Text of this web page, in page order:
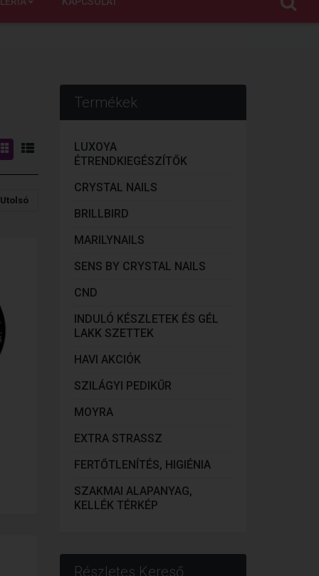
Utolsó
Termékek
LUXOYA
ÉTRENDKIEGÉSZÍTŐK
CRYSTAL NAILS
BRILLBIRD
MARILYNAILS
SENS BY CRYSTAL NAILS
CND
INDULÓ KÉSZLETEK ÉS GÉL
LAKK SZETTEK
HAVI AKCIÓK
SZILÁGYI PEDIKŰR
MOYRA
EXTRA STRASSZ
FERTŐTLENÍTÉS, HIGIÉNIA
SZAKMAI ALAPANYAG,
KELLÉK TÉRKÉP
Részletes Kereső